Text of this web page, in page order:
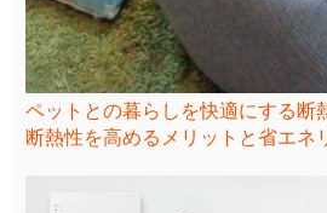
ペットとの暮らしを快適にする断
断熱性を高めるメリットと省エネ